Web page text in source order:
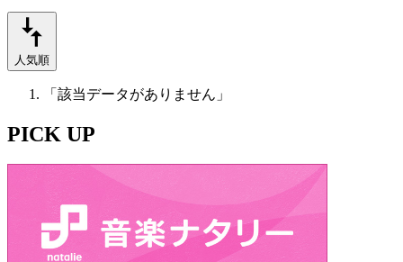
人気順
「該当データがありません」
PICK UP